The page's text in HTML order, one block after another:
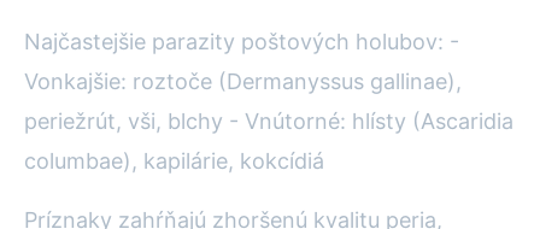
Najčastejšie parazity poštových holubov: -
Vonkajšie: roztoče (Dermanyssus gallinae),
periežrút, vši, blchy - Vnútorné: hlísty (Ascaridia
columbae), kapilárie, kokcídiá
Príznaky zahŕňajú zhoršenú kvalitu peria,